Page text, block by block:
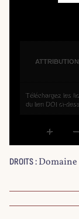
ATTRIBUTION
Téléchargez les
du lien DOI ci-
DROITS :